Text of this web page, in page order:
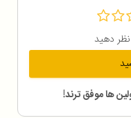
دهید
ها موفق ترند!